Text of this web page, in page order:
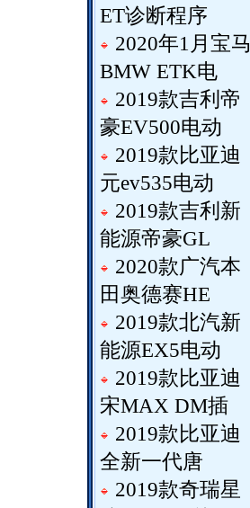
ET诊断程序
2020年1月宝马
BMW ETK电
2019款吉利帝
豪EV500电动
2019款比亚迪
元ev535电动
2019款吉利新
能源帝豪GL
2020款广汽本
田奥德赛HE
2019款北汽新
能源EX5电动
2019款比亚迪
宋MAX DM插
2019款比亚迪
全新一代唐
2019款奇瑞星